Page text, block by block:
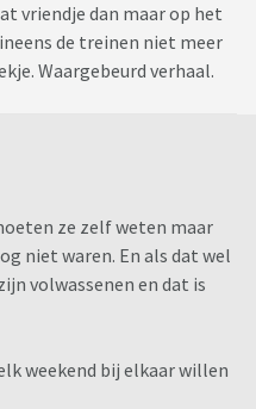
vriendje dan maar op het
de treinen niet meer
Waargebeurd verhaal.
ze zelf weten maar
niet waren. En als dat wel
volwassenen en dat is
weekend bij elkaar willen